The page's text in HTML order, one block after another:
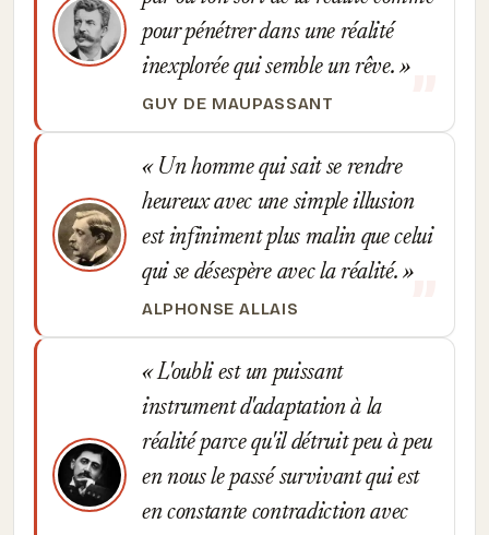
pour pénétrer dans une réalité
inexplorée qui semble un rêve.
GUY DE MAUPASSANT
Un homme qui sait se rendre
heureux avec une simple illusion
est infiniment plus malin que celui
qui se désespère avec la réalité.
ALPHONSE ALLAIS
L'oubli est un puissant
instrument d'adaptation à la
réalité parce qu'il détruit peu à peu
en nous le passé survivant qui est
en constante contradiction avec